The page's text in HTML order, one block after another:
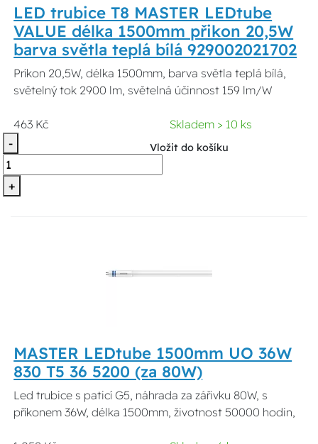
LED trubice T8 MASTER LEDtube
VALUE délka 1500mm přikon 20,5W
barva světla teplá bílá 929002021702
Príkon 20,5W, délka 1500mm, barva světla teplá bílá,
světelný tok 2900 lm, světelná účinnost 159 lm/W
463 Kč
Skladem > 10 ks
-
+
Vložit do košíku
MASTER LEDtube 1500mm UO 36W
830 T5 36 5200 (za 80W)
Led trubice s paticí G5, náhrada za zářivku 80W, s
příkonem 36W, délka 1500mm, životnost 50000 hodin,